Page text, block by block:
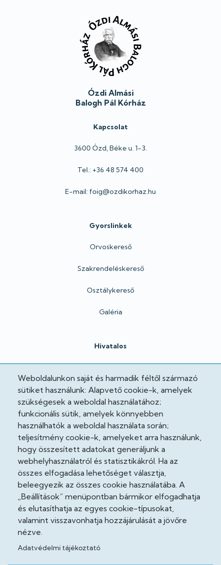
Weboldalunkon saját és harmadik féltől származó
sütiket használunk: Alapvető cookie-k, amelyek
szükségesek a weboldal használatához;
funkcionális sütik, amelyek könnyebben
használhatók a weboldal használata során;
teljesítmény cookie-k, amelyeket arra használunk,
hogy összesített adatokat generáljunk a
webhelyhasználatról és statisztikákról. Ha az
összes elfogadása lehetőséget választja,
beleegyezik az összes cookie használatába. A
„Beállítások” menüpontban bármikor elfogadhatja
és elutasíthatja az egyes cookie-típusokat,
valamint visszavonhatja hozzájárulását a jövőre
nézve.
Adatvédelmi tájékoztató
Ózdi Almási
Balogh Pál Kórház
Kapcsolat
3600 Ózd, Béke u. 1-3.
Tel.: +36 48 574 400
E-mail: foig@ozdikorhaz.hu
Gyorslinkek
Orvoskereső
Szakrendeléskereső
Osztálykereső
Galéria
Hivatalos
Adatkezelési tájékoztató
Adatvédelmi tisztviselő
Akadálymentesítési nyilatkozat
Cooekie szabályzat
Felhasználási feltételek
Impresszum
Jogi nyilatkozatok
Facebook